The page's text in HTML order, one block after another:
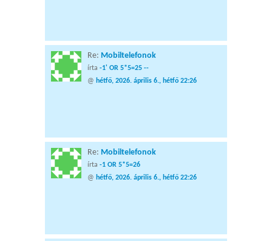
Re: Mobiltelefonok
írta -1' OR 5*5=25 --
@ hétfő, 2026. április 6., hétfő 22:26
Re: Mobiltelefonok
írta -1 OR 5*5=26
@ hétfő, 2026. április 6., hétfő 22:26